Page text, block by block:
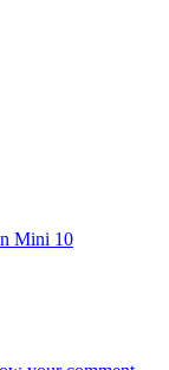
Mini 10